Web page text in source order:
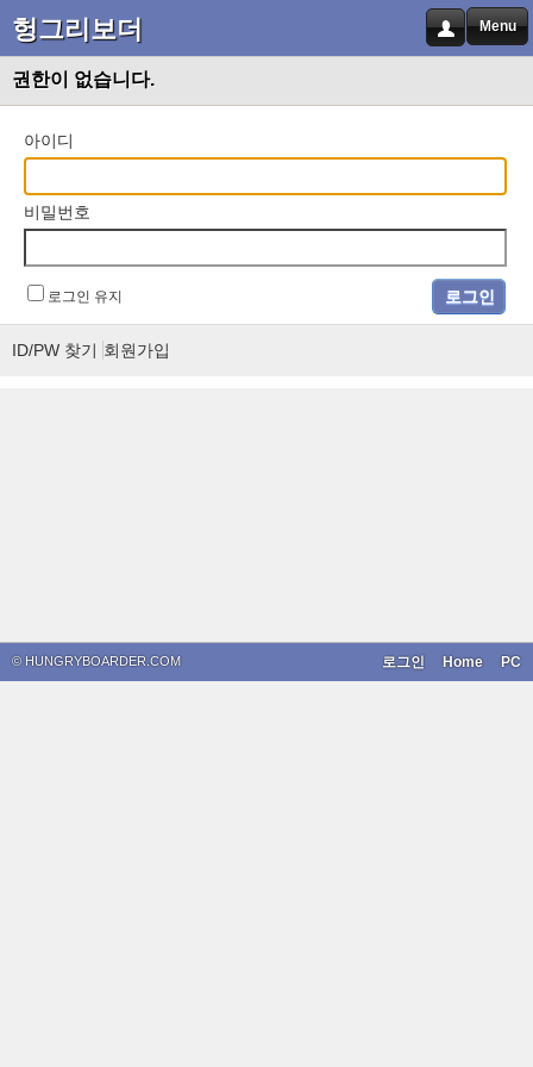
헝그리보더 Menu
권한이 없습니다.
아이디
비밀번호
로그인 유지
ID/PW 찾기 회원가입
© HUNGRYBOARDER.COM PC
Home
로그인